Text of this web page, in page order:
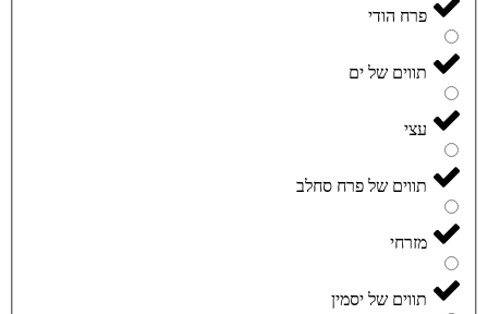
פרח הודי
תווים של ים
עצי
תווים של פרח סחלב
מזרחי
תווים של יסמין